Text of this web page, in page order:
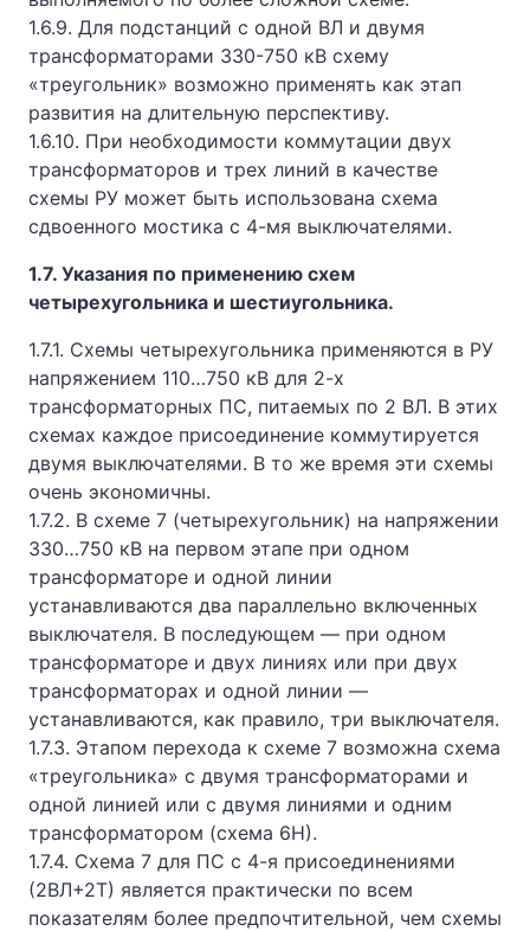
1.6.9. Для подстанций с одной ВЛ и двумя
трансформаторами 330-750 кВ схему
«треугольник» возможно применять как этап
развития на длительную перспективу.
1.6.10. При необходимости коммутации двух
трансформаторов и трех линий в качестве
схемы РУ может быть использована схема
сдвоенного мостика с 4-мя выключателями.
1.7. Указания по применению схем
четырехугольника и шестиугольника.
1.7.1. Схемы четырехугольника применяются в РУ
напряжением 110…750 кВ для 2-х
трансформаторных ПС, питаемых по 2 ВЛ. В этих
схемах каждое присоединение коммутируется
двумя выключателями. В то же время эти схемы
очень экономичны.
1.7.2. В схеме 7 (четырехугольник) на напряжении
330…750 кВ на первом этапе при одном
трансформаторе и одной линии
устанавливаются два параллельно включенных
выключателя. В последующем — при одном
трансформаторе и двух линиях или при двух
трансформаторах и одной линии —
устанавливаются, как правило, три выключателя.
1.7.3. Этапом перехода к схеме 7 возможна схема
«треугольника» с двумя трансформаторами и
одной линией или с двумя линиями и одним
трансформатором (схема 6Н).
1.7.4. Схема 7 для ПС с 4-я присоединениями
(2ВЛ+2Т) является практически по всем
показателям более предпочтительной, чем схемы